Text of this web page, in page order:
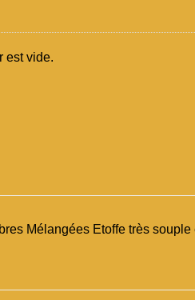
est vide.
Mélangées Etoffe très